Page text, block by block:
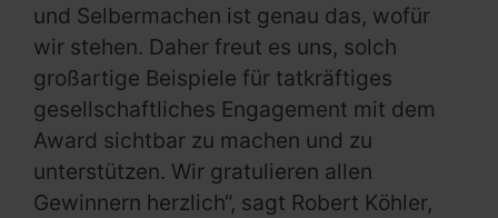
und Selbermachen ist genau das, wofür
wir stehen. Daher freut es uns, solch
großartige Beispiele für tatkräftiges
gesellschaftliches Engagement mit dem
Award sichtbar zu machen und zu
unterstützen. Wir gratulieren allen
Gewinnern herzlich“, sagt Robert Köhler,